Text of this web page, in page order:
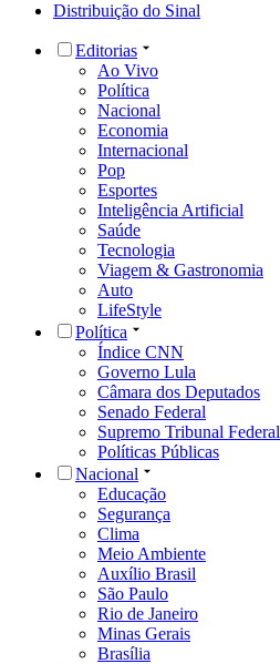
Distribuição do Sinal
Editorias
Ao Vivo
Política
Nacional
Economia
Internacional
Pop
Esportes
Inteligência Artificial
Saúde
Tecnologia
Viagem & Gastronomia
Auto
LifeStyle
Política
Índice CNN
Governo Lula
Câmara dos Deputados
Senado Federal
Supremo Tribunal Federal
Políticas Públicas
Nacional
Educação
Segurança
Clima
Meio Ambiente
Auxílio Brasil
São Paulo
Rio de Janeiro
Minas Gerais
Brasília